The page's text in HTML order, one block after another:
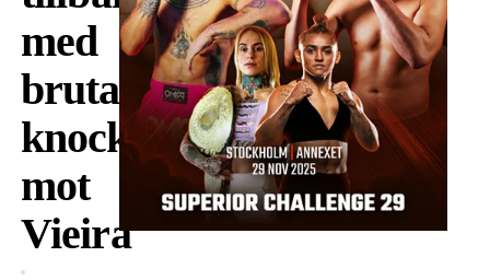
med
brutal
knockout
mot
Vieira